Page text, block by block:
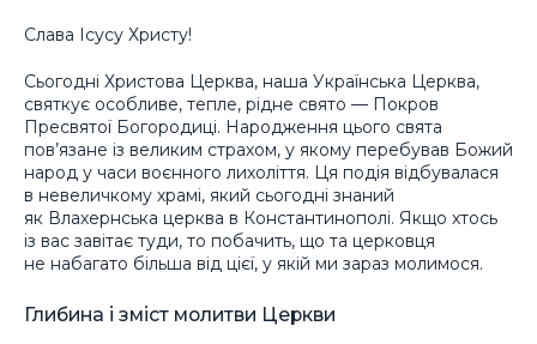
Слава Ісусу Христу!
Сьогодні Христова Церква, наша Українська Церква,
святкує особливе, тепле, рідне свято — Покров
Пресвятої Богородиці. Народження цього свята
пов’язане із великим страхом, у якому перебував Божий
народ у часи воєнного лихоліття. Ця подія відбувалася
в невеличкому храмі, який сьогодні знаний
як Влахернська церква в Константинополі. Якщо хтось
із вас завітає туди, то побачить, що та церковця
не набагато більша від цієї, у якій ми зараз молимося.
Глибина і зміст молитви Церкви